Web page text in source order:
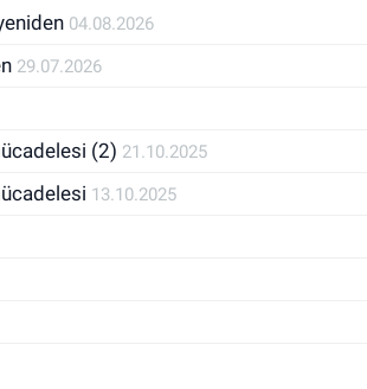
04.08.2026
29.07.2026
(2) 21.10.2025
13.10.2025